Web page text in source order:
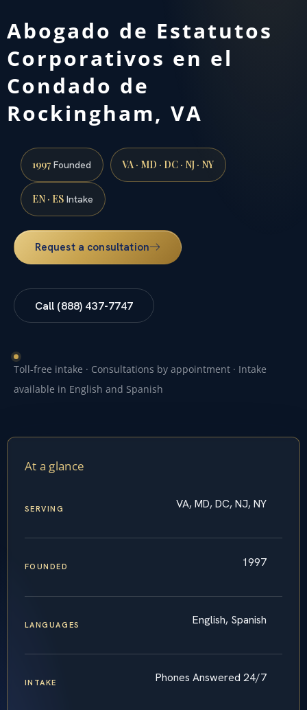
Abogado de Estatutos
Corporativos en el
Condado de
Rockingham, VA
1997Founded VA · MD · DC · NJ · NY
EN · ES Intake
Request a consultation
Call (888) 437-7747
Toll-free intake · Consultations by appointment · Intake
available in English and Spanish
At a glance
SERVING VA, MD, DC, NJ, NY
FOUNDED 1997
LANGUAGES English, Spanish
INTAKE Phones Answered 24/7